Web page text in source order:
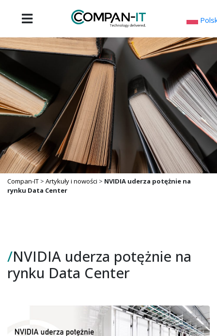
Compan-IT > Artykuły i nowości > NVIDIA uderza potężnie na
rynku Data Center
/NVIDIA uderza potężnie na
rynku Data Center